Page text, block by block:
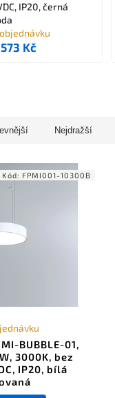
IP20, černá
Kč
Nejdražší
BUBBLE-01,
3000K, bez
IP20, bílá
Kód: FPMI001-10300B